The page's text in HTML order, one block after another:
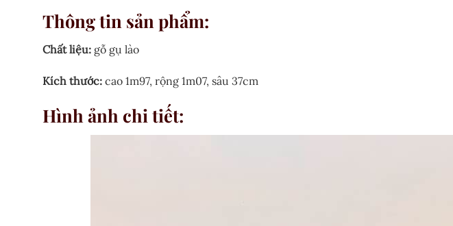
Thông tin sản phẩm:
Chất liệu: gỗ gụ lào
Kích thước: cao 1m97, rộng 1m07, sâu 37cm
Hình ảnh chi tiết: